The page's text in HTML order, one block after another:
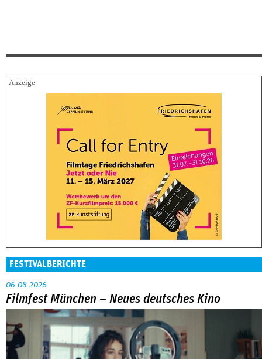
FESTIVALBERICHTE
06.08.2026
Filmfest München – Neues deutsches Kino